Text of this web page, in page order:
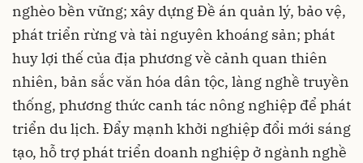
nghèo bền vững; xây dựng Đề án quản lý, bảo vệ,
phát triển rừng và tài nguyên khoáng sản; phát
huy lợi thế của địa phương về cảnh quan thiên
nhiên, bản sắc văn hóa dân tộc, làng nghề truyền
thống, phương thức canh tác nông nghiệp để phát
triển du lịch. Đẩy mạnh khởi nghiệp đổi mới sáng
tạo, hỗ trợ phát triển doanh nghiệp ở ngành nghề